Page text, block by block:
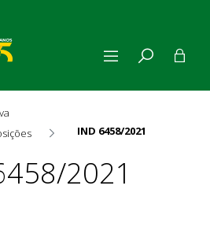
IND 6458/2021
2021